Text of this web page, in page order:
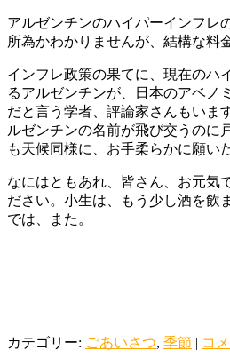
アルゼンチンのハイパーインフレ
所為かわかりませんが、結構な料
インフレ政策の果てに、現在のハ
るアルゼンチンが、日本のアベノ
だと言う学者、評論家さんもいま
ルゼンチンの名前が飛び交うのに
も天候同様に、お手柔らかに願い
なにはともあれ、皆さん、お元気
ださい。小生は、もう少し酒を飲
では、また。
カテゴリー: ごあいさつ, 季節 | コ